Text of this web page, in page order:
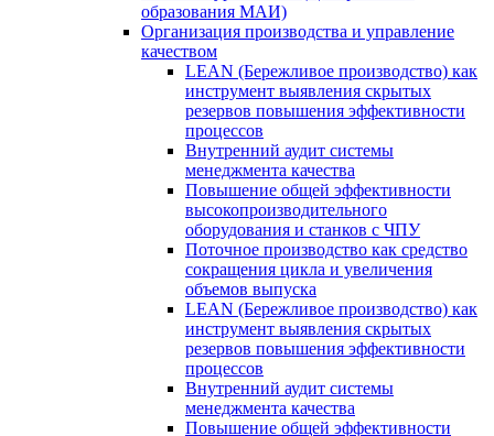
образования МАИ)
Организация производства и управление
качеством
LEAN (Бережливое производство) как
инструмент выявления скрытых
резервов повышения эффективности
процессов
Внутренний аудит системы
менеджмента качества
Повышение общей эффективности
высокопроизводительного
оборудования и станков с ЧПУ
Поточное производство как средство
сокращения цикла и увеличения
объемов выпуска
LEAN (Бережливое производство) как
инструмент выявления скрытых
резервов повышения эффективности
процессов
Внутренний аудит системы
менеджмента качества
Повышение общей эффективности